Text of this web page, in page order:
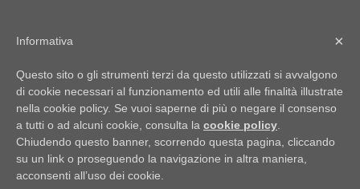
Italia Notizie
Giornale di Basilicata
Giornale di Puglia
INFORMAPUGLIA
Il portale n.1 del lavoro
in Puglia
×
Informativa
Questo sito o gli strumenti terzi da questo utilizzati si avvalgono
di cookie necessari al funzionamento ed utili alle finalità illustrate
nella cookie policy. Se vuoi saperne di più o negare il consenso
a tutti o ad alcuni cookie, consulta la cookie policy
Chiudendo questo banner, scorrendo questa pagina, cliccando
su un link o proseguendo la navigazione in altra maniera,
acconsenti all’uso dei cookie.